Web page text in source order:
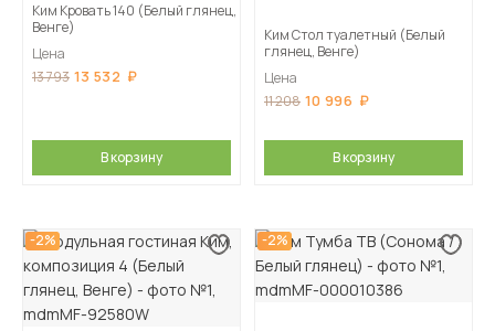
Ким Кровать 140 (Белый глянец,
Венге)
Цена
13 793 13 532
В корзину
Ким Стол туалетный (Белый
глянец, Венге)
Цена
11 208 10 996
В корзину
-2% -2%